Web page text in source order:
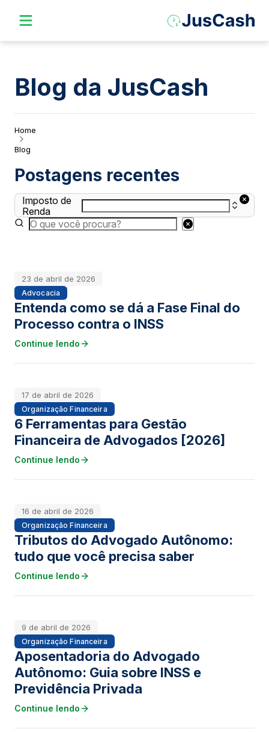
Blog da JusCash
Home
Blog
Postagens recentes
Imposto de
Renda
23 de abril de 2026
Advocacia
Entenda como se dá a Fase Final do
Processo contra o INSS
Continue lendo
17 de abril de 2026
Organização Financeira
6 Ferramentas para Gestão
Financeira de Advogados [2026]
Continue lendo
16 de abril de 2026
Organização Financeira
Tributos do Advogado Autônomo:
tudo que você precisa saber
Continue lendo
9 de abril de 2026
Organização Financeira
Aposentadoria do Advogado
Autônomo: Guia sobre INSS e
Previdência Privada
Continue lendo